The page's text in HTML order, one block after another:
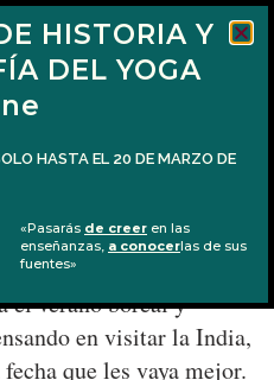
vez. Es decir, el
el verano boreal y
en visitar la India,
que les vaya mejor.
HISTORIA Y
DEL YOGA
HASTA EL 20 DE MARZO DE
«Pasarás de creer en las
enseñanzas, a conocerlas de sus
fuentes»